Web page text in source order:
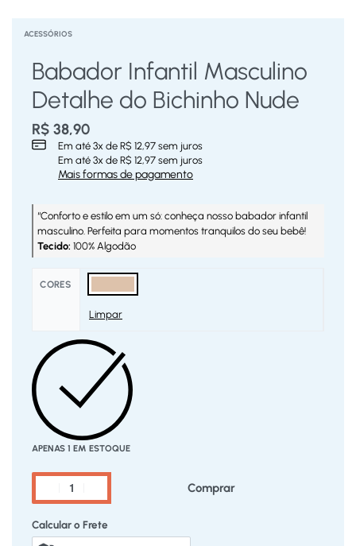
ACESSÓRIOS
Babador Infantil Masculino
Detalhe do Bichinho Nude
R$ 38,90
Em até 3x de R$ 12,97 sem juros
Em até 3x de R$ 12,97 sem juros
Mais formas de pagamento
“Conforto e estilo em um só: conheça nosso babador infantil
masculino. Perfeita para momentos tranquilos do seu bebê!
Tecido: 100% Algodão
CORES
Limpar
APENAS 1 EM ESTOQUE
Comprar
Calcular o Frete